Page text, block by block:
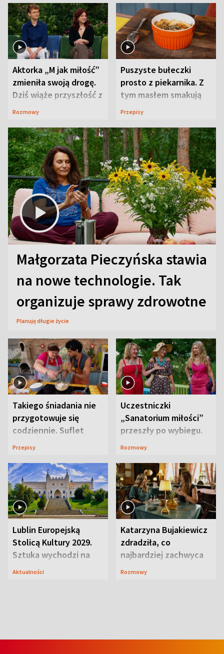
Aktorka „M jak miłość”
zmieniła swoją drogę.
Dziś wiąże przyszłość z
neurobiologią
Rozmowy
Puszyste bułeczki
prosto z piekarnika. Z
tym masłem smakują
jeszcze lepiej
Przepisy
Małgorzata Pieczyńska stawia
na nowe technologie. Tak
organizuje sprawy zdrowotne
Planuję długie życie
Takiego śniadania nie
przygotowuje się
codziennie. Suflet
serowy zachwyca
Przepisy
Uczestniczki
„Sanatorium miłości”
przeszły po wybiegu.
Te stylizacje
Rozmowy
Lublin Europejską
Stolicą Kultury 2029.
Sztuka wychodzi na
ulice
Aktualności
Katarzyna Bujakiewicz
zdradziła, co
najbardziej zachwyca
ją w Lublinie
Rozmowy